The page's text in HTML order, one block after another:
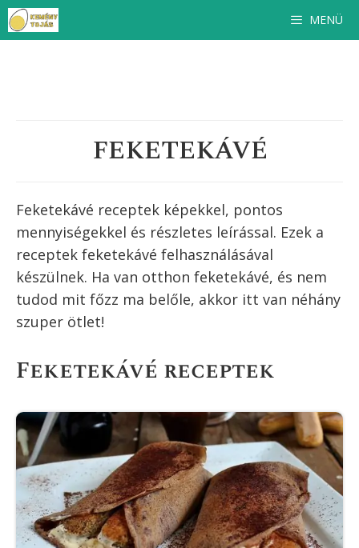
Kilépés
MENÜ
FEKETEKÁVÉ
Feketekávé receptek képekkel, pontos
mennyiségekkel és részletes leírással. Ezek a
receptek feketekávé felhasználásával
készülnek. Ha van otthon feketekávé, és nem
tudod mit főzz ma belőle, akkor itt van néhány
szuper ötlet!
Feketekávé receptek